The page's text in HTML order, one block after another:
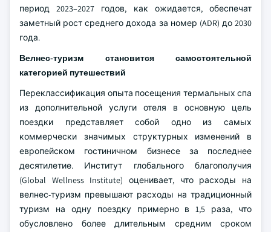
период 2023–2027 годов, как ожидается, обеспечат
заметный рост среднего дохода за номер (ADR) до 2030
года.
Велнес-туризм становится самостоятельной
категорией путешествий
Переклассификация опыта посещения термальных спа
из дополнительной услуги отеля в основную цель
поездки представляет собой одно из самых
коммерчески значимых структурных изменений в
европейском гостиничном бизнесе за последнее
десятилетие. Институт глобального благополучия
(Global Wellness Institute) оценивает, что расходы на
велнес-туризм превышают расходы на традиционный
туризм на одну поездку примерно в 1,5 раза, что
обусловлено более длительным средним сроком